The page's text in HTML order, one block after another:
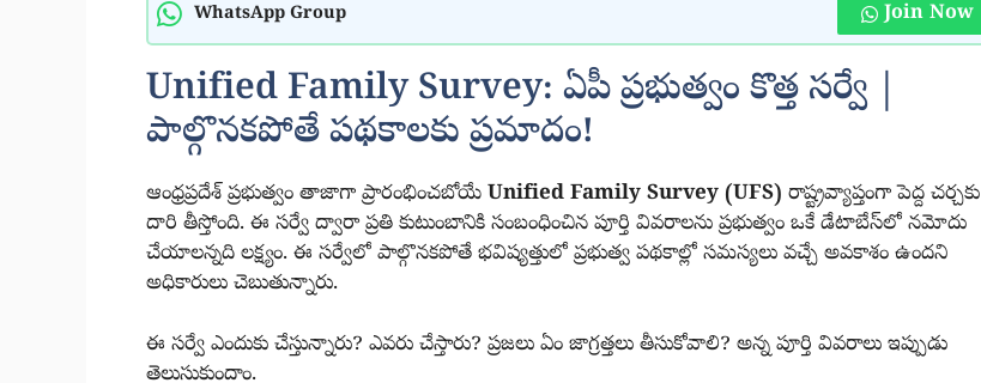
WhatsApp Group Join Now
Unified Family Survey: ఏపీ ప్రభుత్వం కొత్త సర్వే |
పాల్గొనకపోతే పథకాలకు ప్రమాదం!
ఆంధ్రప్రదేశ్ ప్రభుత్వం తాజాగా ప్రారంభించబోయే Unified Family Survey (UFS) రాష్ట్రవ్యాప్తంగా పెద్ద చర్చకు
దారి తీస్తోంది. ఈ సర్వే ద్వారా ప్రతి కుటుంబానికి సంబంధించిన పూర్తి వివరాలను ప్రభుత్వం ఒకే డేటాబేస్‌లో నమోదు
చేయాలన్నది లక్ష్యం. ఈ సర్వేలో పాల్గొనకపోతే భవిష్యత్తులో ప్రభుత్వ పథకాల్లో సమస్యలు వచ్చే అవకాశం ఉందని
అధికారులు చెబుతున్నారు.
ఈ సర్వే ఎందుకు చేస్తున్నారు? ఎవరు చేస్తారు? ప్రజలు ఏం జాగ్రత్తలు తీసుకోవాలి? అన్న పూర్తి వివరాలు ఇప్పుడు
తెలుసుకుందాం.